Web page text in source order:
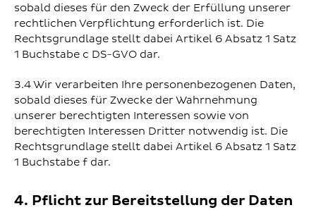
sobald dieses für den Zweck der Erfüllung unserer
rechtlichen Verpflichtung erforderlich ist. Die
Rechtsgrundlage stellt dabei Artikel 6 Absatz 1 Satz
1 Buchstabe c DS-GVO dar.
3.4 Wir verarbeiten Ihre personenbezogenen Daten,
sobald dieses für Zwecke der Wahrnehmung
unserer berechtigten Interessen sowie von
berechtigten Interessen Dritter notwendig ist. Die
Rechtsgrundlage stellt dabei Artikel 6 Absatz 1 Satz
1 Buchstabe f dar.
4. Pflicht zur Bereitstellung der Daten